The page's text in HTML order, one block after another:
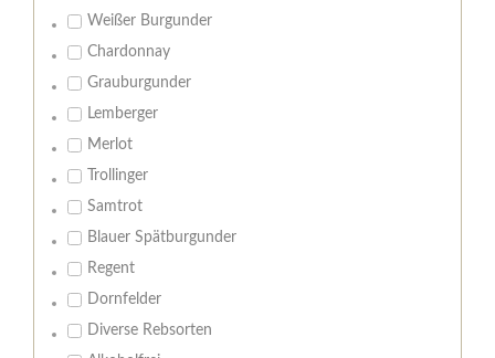
Weißer Burgunder
Chardonnay
Grauburgunder
Lemberger
Merlot
Trollinger
Samtrot
Blauer Spätburgunder
Regent
Dornfelder
Diverse Rebsorten